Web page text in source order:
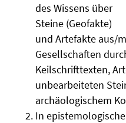
des Wissens über
Steine (Geofakte)
und Artefakte aus/
Gesellschaften
Keilschrifttexten,
unbearbeiteten
archäologischem
In